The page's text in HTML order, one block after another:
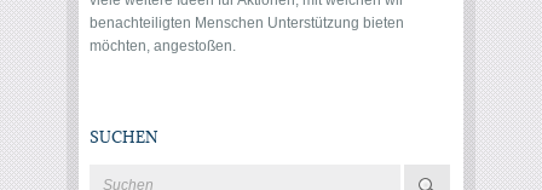
benachteiligten Menschen Unterstützung bieten
möchten, angestoßen.
SUCHEN